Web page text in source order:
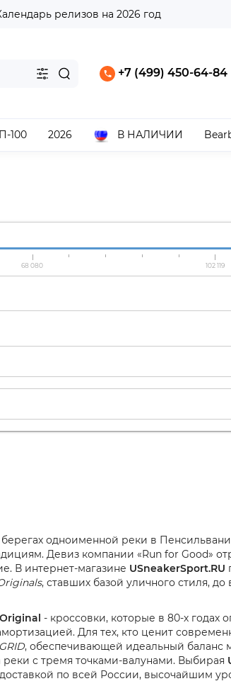
релизов на 2026 год
+7 (499) 450-64-84
100 2026 В НАЛИЧИИ
68 080 102 119
одноименной реки в
Девиз компании «Run for Good»
В интернет-магазине USneakerSport.RU
, ставших базой уличного стиля,
- кроссовки, которые в 80-х годах
Для тех, кто ценит
GRID, обеспечивающей идеальный баланс
с тремя точками-валунами. Выбирая
по всей России, высочайшим